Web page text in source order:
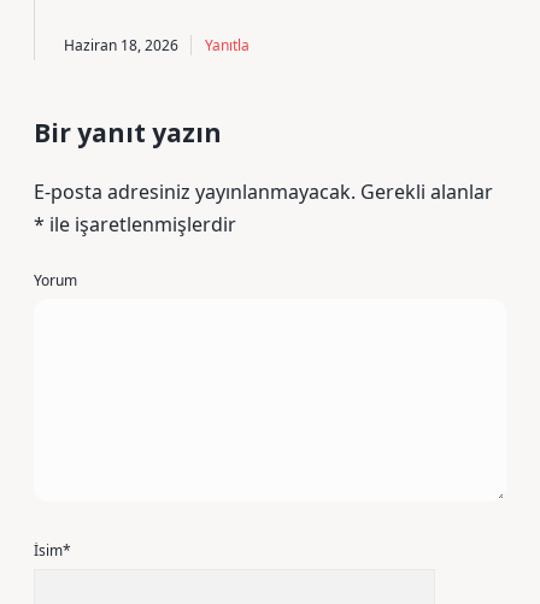
Haziran 18, 2026 Yanıtla
Bir yanıt yazın
E-posta adresiniz yayınlanmayacak. Gerekli alanlar
* ile işaretlenmişlerdir
Yorum
İsim*